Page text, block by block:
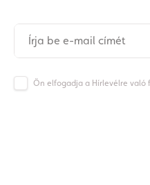
Ön elfogadja a Hírlevélre való